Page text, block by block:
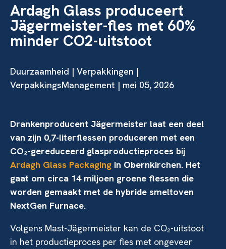
Ardagh Glass produceert
Jägermeister-fles met 60%
minder CO2-uitstoot
Duurzaamheid | Verpakkingen |
VerpakkingsManagement | mei 05, 2026
Drankenproducent Jägermeister laat een deel
van zijn 0,7-literflessen produceren met een
CO₂-gereduceerd glasproductieproces bij
Ardagh Glass Packaging in Obernkirchen. Het
gaat om circa 14 miljoen groene flessen die
worden gemaakt met de hybride smeltoven
NextGen Furnace.
Volgens Mast-Jägermeister kan de CO₂-uitstoot
in het productieproces per fles met ongeveer